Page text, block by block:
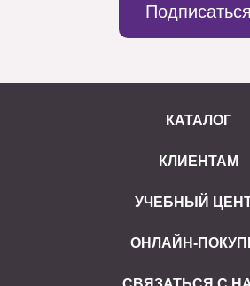
Подписаться
КАТАЛОГ
КЛИЕНТАМ
УЧЕБНЫЙ
ОНЛАЙН-